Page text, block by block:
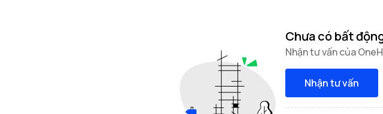
Chưa có bất
Nhận tư vấn của
Nhận tư vấn